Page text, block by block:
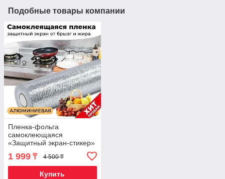
Подобные товары компании
Пленка-фольга
самоклеющаяся
«Защитный экран-стикер»
от брызг масла на кухне
(30 x 500 см /
Серебряные узоры)
1 999 ₸ 4 500 ₸
Купить